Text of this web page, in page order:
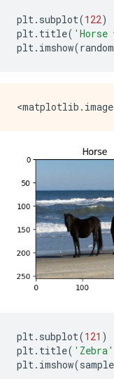
plt . subplot(122)
plt . title(
plt . imshow(
plt . subplot(121 )
plt . title( 'Zebra'
plt . imshow(